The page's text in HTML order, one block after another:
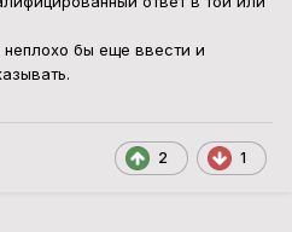
бы еще ввести и
2 1